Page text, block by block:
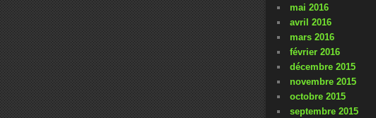
mai 2016
avril 2016
mars 2016
février 2016
décembre 2015
novembre 2015
octobre 2015
septembre 2015